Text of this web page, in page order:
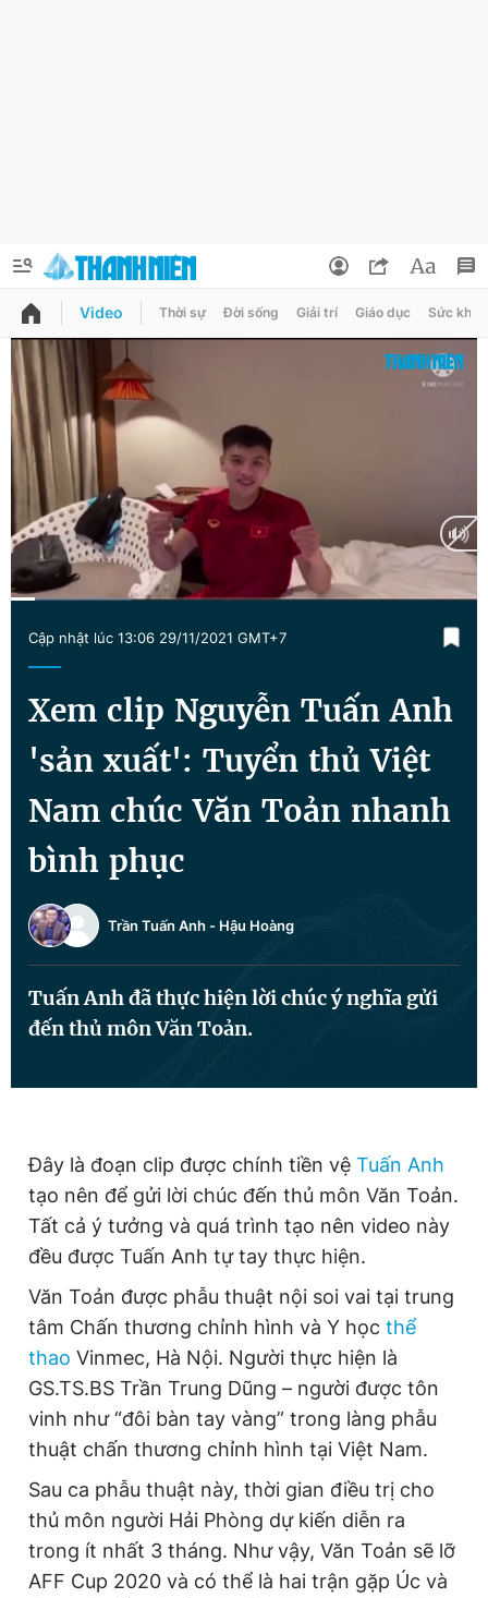
QUẢNG CÁO
Chuyên mục
Chuyên mục khác
Chào ngày mới Tin 24h
Tin thị trường Tin 360
Video Magazine
Sản phẩm khác
Tiện ích Bạn cần biết
Theo dõi báo trên
Hotline
0906 645 777
Liên hệ quảng cáo
0908 780 404
Đặt báo Quảng cáo RSS Tòa soạn Chính sách bảo
Tổng biên tập: Nguyễn Ngọc Toàn
Phó tổng biên tập thường trực: Hải Thành
Phó tổng biên tập: Lâm Hiếu Dũng
Phó tổng biên tập: Trần Việt Hưng
Tổng thư ký tòa soạn: Đức Trung
Giấy phép xuất bản số 110/GP - BTTTT cấp ngày 24.3.2020
© 2003-2026 Bản quyền thuộc về Báo Thanh Niên. Cấm sao
chép dưới mọi hình thức nếu không có sự chấp thuận bằng văn
bản. Phát triển bởi ePi Technologies, JSC.
Thông tin tài khoản
Đổi mật khẩu
Tin đã lưu
Tin đã xem
Đăng xuất
Video Thời sự Đời sống Giải trí Giáo dục Sức khỏe
Time
Cập nhật lúc 13:06 29/11/2021 GMT+7
Xem clip Nguyễn Tuấn Anh
'sản xuất': Tuyển thủ Việt
Nam chúc Văn Toản nhanh
bình phục
Trần Tuấn Anh - Hậu Hoàng
Tuấn Anh đã thực hiện lời chúc ý nghĩa gửi
đến thủ môn Văn Toản.
Đây là đoạn clip được chính tiền vệ Tuấn Anh
tạo nên để gửi lời chúc đến thủ môn Văn Toản.
Tất cả ý tưởng và quá trình tạo nên video này
đều được Tuấn Anh tự tay thực hiện.
Văn Toản được phẫu thuật nội soi vai tại trung
tâm Chấn thương chỉnh hình và Y học thể
thao Vinmec, Hà Nội. Người thực hiện là
GS.TS.BS Trần Trung Dũng – người được tôn
vinh như “đôi bàn tay vàng” trong làng phẫu
thuật chấn thương chỉnh hình tại Việt Nam.
Sau ca phẫu thuật này, thời gian điều trị cho
thủ môn người Hải Phòng dự kiến diễn ra
trong ít nhất 3 tháng. Như vậy, Văn Toản sẽ lỡ
AFF Cup 2020 và có thể là hai trận gặp Úc và